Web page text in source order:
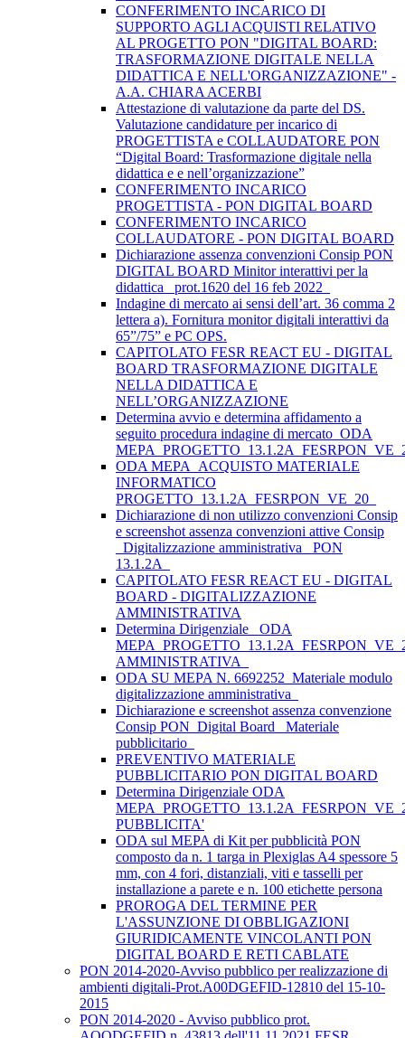
CONFERIMENTO INCARICO DI
SUPPORTO AGLI ACQUISTI RELATIVO
AL PROGETTO PON "DIGITAL BOARD:
TRASFORMAZIONE DIGITALE NELLA
DIDATTICA E NELL'ORGANIZZAZIONE" -
A.A. CHIARA ACERBI
Attestazione di valutazione da parte del DS.
Valutazione candidature per incarico di
PROGETTISTA e COLLAUDATORE PON
“Digital Board: Trasformazione digitale nella
didattica e e nell’organizzazione”
CONFERIMENTO INCARICO
PROGETTISTA - PON DIGITAL BOARD
CONFERIMENTO INCARICO
COLLAUDATORE - PON DIGITAL BOARD
Dichiarazione assenza convenzioni Consip PON
DIGITAL BOARD Minitor interattivi per la
didattica_ prot.1620 del 16 feb 2022_
Indagine di mercato ai sensi dell’art. 36 comma 2
lettera a). Fornitura monitor digitali interattivi da
65”/75” e PC OPS.
CAPITOLATO FESR REACT EU - DIGITAL
BOARD TRASFORMAZIONE DIGITALE
NELLA DIDATTICA E
NELL’ORGANIZZAZIONE
Determina avvio e determina affidamento a
seguito procedura indagine di mercato_ODA
ODA MEPA_ACQUISTO MATERIALE
INFORMATICO
PROGETTO_13.1.2A_FESRPON_VE_20_
Dichiarazione di non utilizzo convenzioni Consip
e screenshot assenza convenzioni attive Consip
_Digitalizzazione amministrativa_ PON
13.1.2A_
CAPITOLATO FESR REACT EU - DIGITAL
BOARD - DIGITALIZZAZIONE
AMMINISTRATIVA
Determina Dirigenziale _ODA
AMMINISTRATIVA_
ODA SU MEPA N. 6692252_Materiale modulo
digitalizzazione amministrativa_
Dichiarazione e screenshot assenza convenzione
Consip PON_Digital Board_ Materiale
pubblicitario_
PREVENTIVO MATERIALE
PUBBLICITARIO PON DIGITAL BOARD
Determina Dirigenziale ODA
PUBBLICITA'
ODA sul MEPA di Kit per pubblicità PON
composto da n. 1 targa in Plexiglas A4 spessore 5
mm, con 4 fori, distanziali, viti e tasselli per
installazione a parete e n. 100 etichette persona
PROROGA DEL TERMINE PER
L'ASSUNZIONE DI OBBLIGAZIONI
GIURIDICAMENTE VINCOLANTI PON
DIGITAL BOARD E RETI CABLATE
PON 2014-2020-Avviso pubblico per realizzazione di
ambienti digitali-Prot.A00DGEFID-12810 del 15-10-
2015
PON 2014-2020 - Avviso pubblico prot.